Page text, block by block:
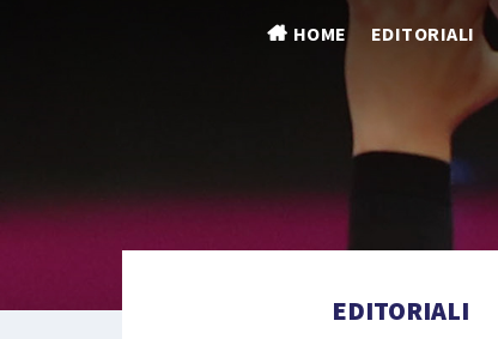
HOME EDITORIALI
EDITORIALI